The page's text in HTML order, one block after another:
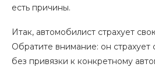
есть причины.
Итак, автомобилист страхует
Обратите внимание: он страхует
без привязки к конкретному